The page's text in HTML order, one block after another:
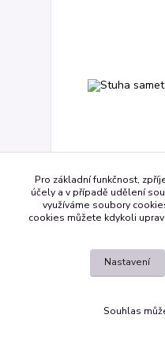
Stuha samet 15mm x
61,00 Kčbez DPH
Pro základní funkčnost,
účely a v případě udělení
využíváme soubory
cookies můžete kdykoli
Nastavení
Souhlas